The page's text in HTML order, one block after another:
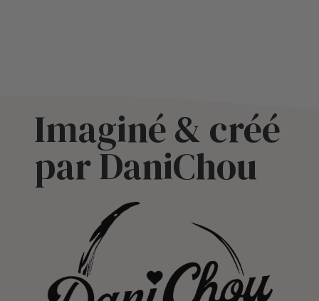
Imaginé & créé
par DaniChou